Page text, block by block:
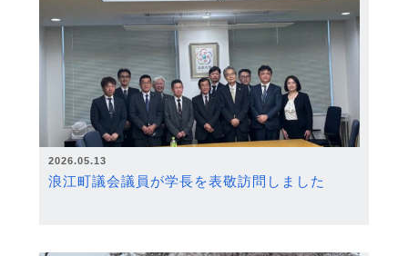
2026.05.13
浪江町議会議員が学長を表敬訪問しました